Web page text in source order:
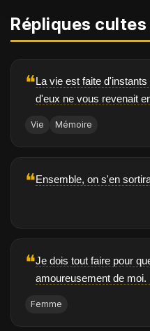
Répliques
❝La vie est faite
d'eux ne vous revenait
Vie Mémoire
❝Ensemble, on s'en
❝Je dois tout faire pour
amoureusement de moi.
Femme